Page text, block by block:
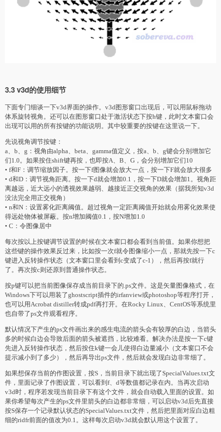
3.3 v3d的使用细节
下面专门细谈一下v3d界面的操作。v3d图形窗口出现后，可以用鼠标拖动
体系旋转视角。还可以在图形窗口处于激活状态下按h键，此时文本窗口会
出现可以用的所有按键的功能说明。其中较重要的按键在这里说一下。
先说视角调节按键：
a、b、g：视角由alpha、beta、gamma值定义，按a、b、g键会分别增加它
们1.0。如果按住shift键再按，也即按A、B、G，会分别增加它们10
• f和F：调节缩放因子。按一下f图像就会放大一点，按一下F就会放大很多
• d和D：调节视角距离。按一下d就会增加0.1，按一下D就会增加1。视角距
离越远，近大远小的透视效果越弱、越接近正交视角的效果（据我所知v3d
没法完全用正交视角）
• n和N：设置雾化距离阈值。超过视角一定距离阈值开始就会用雾化效果使
得远处物体被屏蔽。按n增加阈值0.1，按N增加1.0
• C：令图像居中
每次按以上按键调节设置的时候在文本窗口都会看到当前值。如果你想把
这些键的操作效果反过来，比如按一次f就令图像缩小一点，那就先按一下c
键进入反转操作状态（文本窗口里会看到c变成了c-1），然后再按f就行
了。再次按c则还原到普通操作状态。
按p键可以把当前图像保存成当前目录下的.ps文件。这是矢量图像格式，在
Windows下可以用装了ghostscript插件的irfanview或photoshop等程序打开，
也可以用Acrobat distiller转成pdf再打开。在Rocky Linux、CentOS等系统里
也自带了ps文件观看程序。
默认情况下产生的ps文件画出来的感生电流的箭头会有较厚的白边，当箭头
多的时候白边会导致后面的箭头被遮挡，比较难看。解决办法是按一下c键
先进入反转操作状态，然后按住k键一会儿使得白边量减小（文本窗口不会
提示减小到了多少），然后再导出ps文件，然后就会发现白边非常细了。
如果想保存当前的作图设置，按S，当前目录下就出现了SpecialValues.txt文
件，里面记录了作图设置，可以看到f、d等数值都记录在内。当再次启动
v3d时，程序若发现当前目录下有这个文件，就会自动载入里面的设置。如
果你希望每次产生的ps文件里箭头的白边都非常细，可以启动v3d后先直接
按S保存一个记录默认状态的SpecialValues.txt文件，然后把里面对应白边粗
细的ridfr前面的值改为0.1。这样每次启动v3d就会默认用这个设置了。